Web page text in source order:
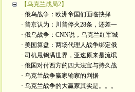
【乌克兰战局2】
· 俄乌战争：欧洲帝国们面临抉择
· 普京认为：川普停火28条，还差一
· 俄乌战争：CNN说，乌克兰红军城
· 美国算盘：两场代理人战争绑定俄
· 司机甩锅满世界，亚速原来是流氓
· 俄国对付西方的四大法宝与持久战
· 乌克兰战争赢家输家的判据
· 乌克兰战争的大赢家其实是。。。